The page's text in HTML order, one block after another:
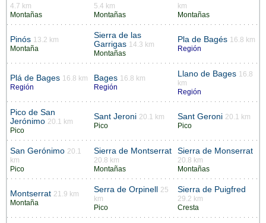
4.7 km
Montañas
5.4 km
Montañas
km
Montañas
Pinós 13.2 km
Montaña
Sierra de las
Garrigas 14.3 km
Montañas
Pla de Bagés 16.8 km
Región
Plá de Bages 16.8 km
Región
Bages 16.8 km
Región
Llano de Bages 16.8
km
Región
Pico de San
Jerónimo 20.1 km
Pico
Sant Jeroni 20.1 km
Pico
Sant Geroni 20.1 km
Pico
San Gerónimo 20.1
km
Pico
Sierra de Montserrat
20.8 km
Montañas
Sierra de Monserrat
20.8 km
Montañas
Montserrat 21.9 km
Montaña
Serra de Orpinell
25
km
Pico
Sierra de Puigfred
29.2 km
Cresta